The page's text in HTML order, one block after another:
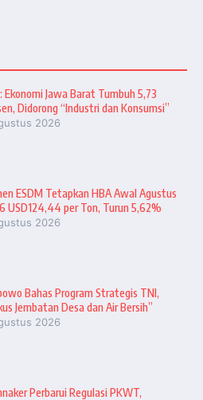
Ekonomi Jawa Barat Tumbuh 5,73
Didorong “Industri dan Konsumsi”
2026
ESDM Tetapkan HBA Awal Agustus
USD124,44 per Ton, Turun 5,62%
2026
Bahas Program Strategis TNI,
Jembatan Desa dan Air Bersih”
2026
Perbarui Regulasi PKWT,